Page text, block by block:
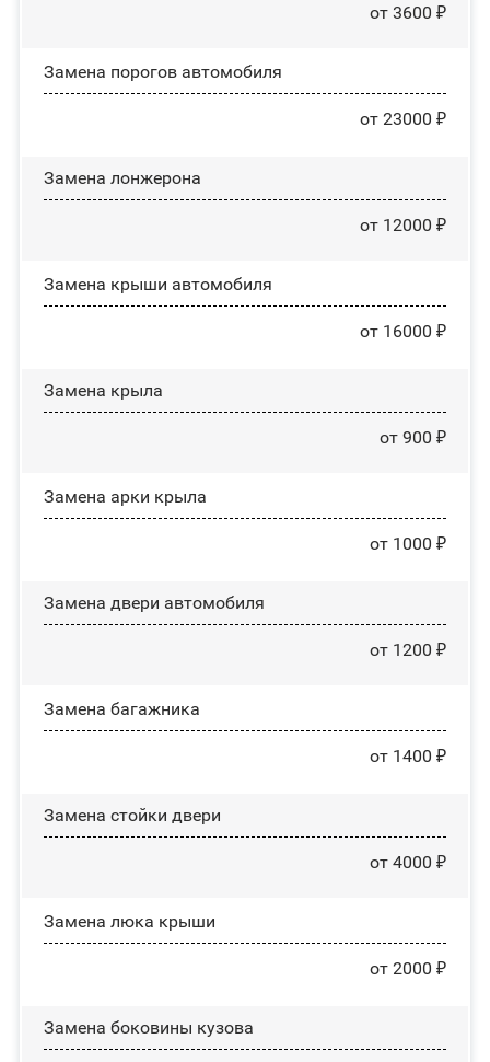
от 3600 ₽
Замена порогов автомобиля
от 23000 ₽
Замена лонжерона
от 12000 ₽
Замена крыши автомобиля
от 16000 ₽
Замена крыла
от 900 ₽
Замена арки крыла
от 1000 ₽
Замена двери автомобиля
от 1200 ₽
Замена багажника
от 1400 ₽
Зaмeнa cтoйĸи двepи
от 4000 ₽
Зaмeнa люĸa ĸpыши
от 2000 ₽
Замена боковины кузова